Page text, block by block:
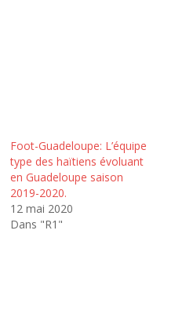
Foot-Guadeloupe: L’équipe
type des haïtiens évoluant
en Guadeloupe saison
2019-2020.
12 mai 2020
Dans "R1"